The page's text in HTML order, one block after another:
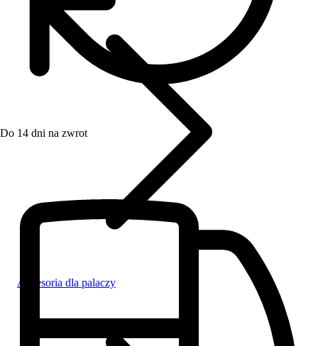
Do 14 dni na zwrot
Akcesoria dla palaczy